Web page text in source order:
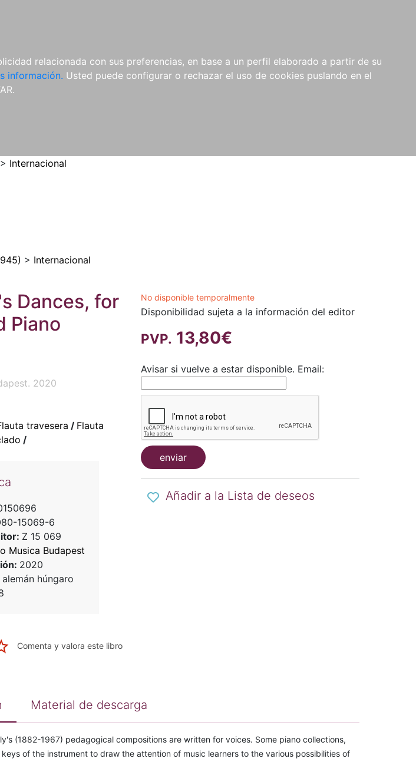
relacionada con sus preferencias, en base a un perfil elaborado a partir de su
información. Usted puede configurar o rechazar el uso de cookies puslando en el
Y
MATERIAL
COMPLEMENTARIO
NOVEDADES NOTICIAS
COMPRAS
INSTITUCIONALES
> Internacional
> Internacional
Dances, for
Piano
2020
travesera / Flauta
/
15069-6
Z 15 069
Musica Budapest
2020
alemán húngaro
Comenta y valora este libro
No disponible temporalmente
Disponibilidad sujeta a la información del editor
PVP. 13,80€
Avisar si vuelve a estar disponible. Email:
enviar
Añadir a la Lista de deseos
Material de descarga
(1882-1967) pedagogical compositions are written for voices. Some piano collections,
of the instrument to draw the attention of music learners to the various possibilities of